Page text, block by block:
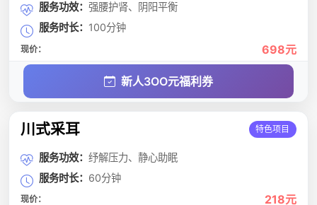
服务功效： 强腰护肾、阴阳平衡
服务时长： 100分钟
现价： 698元
新人3OO元福利券
川式采耳 特色项目
服务功效： 纾解压力、静心助眠
服务时长： 60分钟
现价： 218元